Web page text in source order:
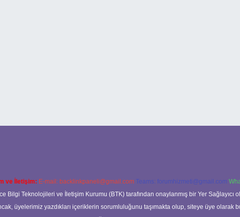
ve İletişim: E-mail: backlinkpaneli@gmail.com Teams: forumhizmeti@gmail.com
Bilgi Teknolojileri ve İletişim Kurumu (BTK) tarafından onaylanmış bir Yer
üyelerimiz yazdıkları içeriklerin sorumluluğunu taşımakta olup, siteye üye